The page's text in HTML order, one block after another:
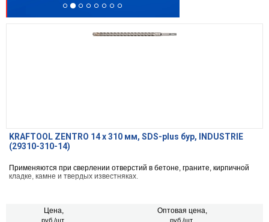
KRAFTOOL ZENTRO 14 x 310 мм, SDS-plus бур, INDUSTRIE
(29310-310-14)
Применяются при сверлении отверстий в бетоне, граните, кирпичной
кладке, камне и твердых известняках.
Цена,
руб./шт.
Оптовая цена,
руб./шт.